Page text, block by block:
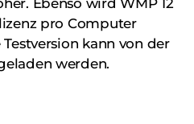
Ebenso wird WMP 12
pro Computer
kann von der
werden.